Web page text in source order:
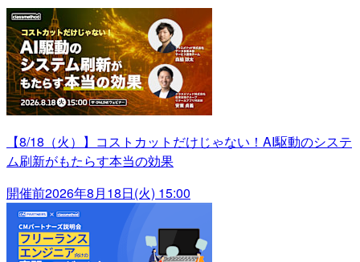
【8/18（火）】コストカットだけじゃない！AI駆動のシステ
ム刷新がもたらす本当の効果
開催前2026年8月18日(火) 15:00